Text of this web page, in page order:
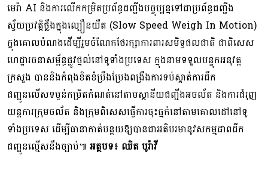
មេរ៉ា AI និងការលើកកម្រិតប្រព័ន្ធជញ្ជីងបច្ចុប្បន្នទៅជាប្រព័ន្ធជញ្ជីង
ស្វ័យប្រវត្តិថ្លឹងក្នុងល្បឿនយឺត (Slow Speed Weigh In Motion)
ក្នុងគោលបំណងដើម្បីរួមចំណែកថែរក្សាការពារសមិទ្ធផលជាតិ ជាពិសេស
ហេដ្ឋារចនាសម្ព័ន្ធផ្លូវថ្នល់នៅទូទាំងប្រទេស ក្នុងនាមទទួលបន្ទុកអនុវត្ត
ក្រសួង បាននិងកំពុងខិតខំប្រឹងប្រែងពង្រឹងការទប់ស្កាត់ការដឹក
ជញ្ជូនលើសទម្ងន់កម្រិតកំណត់នៅតាមស្ថានីយជញ្ជីងអចល័ត និងការជំរុញ
យន្តការក្រុមចល័ត និងក្រុមពិសេសធ្វើការចុះធ្មក់នៅតាមគោលដៅនៅទូ
ទាំងប្រទេស ដើម្បីធានាកាត់បន្ថយឱ្យបានជាអតិបរមានូវសកម្មផាពដឹក
ជញ្ជូនល្មើស​នឹងច្បាប់៕ អត្ថបទ៖ ឈិត បូរ៉ាវី